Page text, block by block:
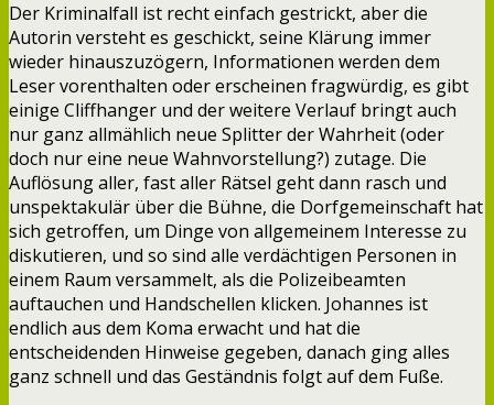
Der Kriminalfall ist recht einfach gestrickt, aber die
Autorin versteht es geschickt, seine Klärung immer
wieder hinauszuzögern, Informationen werden dem
Leser vorenthalten oder erscheinen fragwürdig, es gibt
einige Cliffhanger und der weitere Verlauf bringt auch
nur ganz allmählich neue Splitter der Wahrheit (oder
doch nur eine neue Wahnvorstellung?) zutage. Die
Auflösung aller, fast aller Rätsel geht dann rasch und
unspektakulär über die Bühne, die Dorfgemeinschaft hat
sich getroffen, um Dinge von allgemeinem Interesse zu
diskutieren, und so sind alle verdächtigen Personen in
einem Raum versammelt, als die Polizeibeamten
auftauchen und Handschellen klicken. Johannes ist
endlich aus dem Koma erwacht und hat die
entscheidenden Hinweise gegeben, danach ging alles
ganz schnell und das Geständnis folgt auf dem Fuße.